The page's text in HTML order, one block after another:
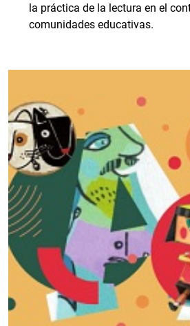
la práctica de la lectura en el
comunidades educativas.